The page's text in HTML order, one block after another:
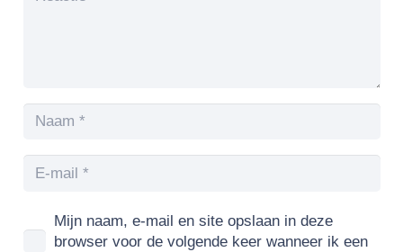
Mijn naam, e-mail en site opslaan in deze
browser voor de volgende keer wanneer ik een